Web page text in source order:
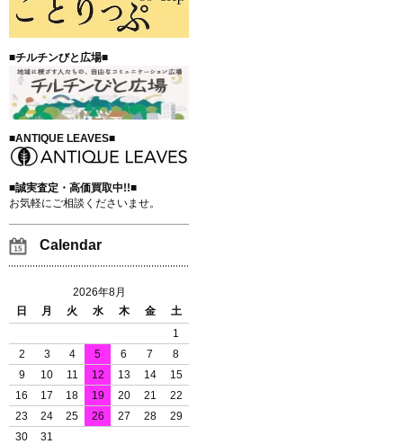
■チルチンびと広場■
■ANTIQUE LEAVES■
■誠実査定・高価買取中!!■
お気軽にご相談くださいませ。
Calendar
2026年8月
日
月 火 水 木 金
土
1
2
3 4 5 6 7
8
9
10 11 12 13 14
15
16
17 18 19 20 21
22
23
24 25 26 27 28
29
30
31